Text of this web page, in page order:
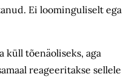
Ei loominguliselt ega
küll tõenäoliseks, aga
reageeritakse sellele